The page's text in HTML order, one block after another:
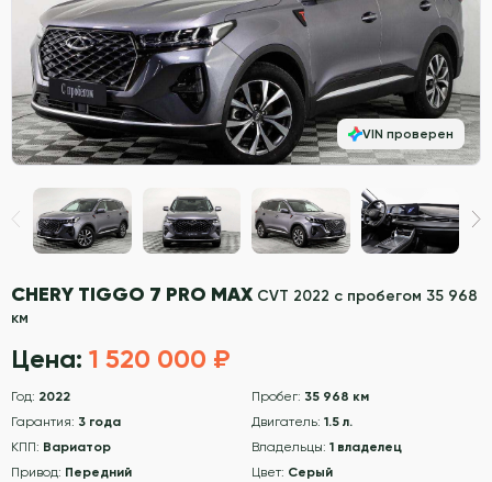
CHERY TIGGO 7 PRO MAX CVT 2022 с пробегом 35 968
км
Цена: 1 520 000 ₽
Год: 2022 Пробег: 35 968 км
Гарантия: 3 года Двигатель: 1.5 л.
КПП: Вариатор Владельцы: 1 владелец
Привод: Передний Цвет: Серый
VIN проверен